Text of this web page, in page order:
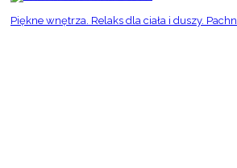
Piękne wnętrza. Relaks dla ciała i duszy. Pachn